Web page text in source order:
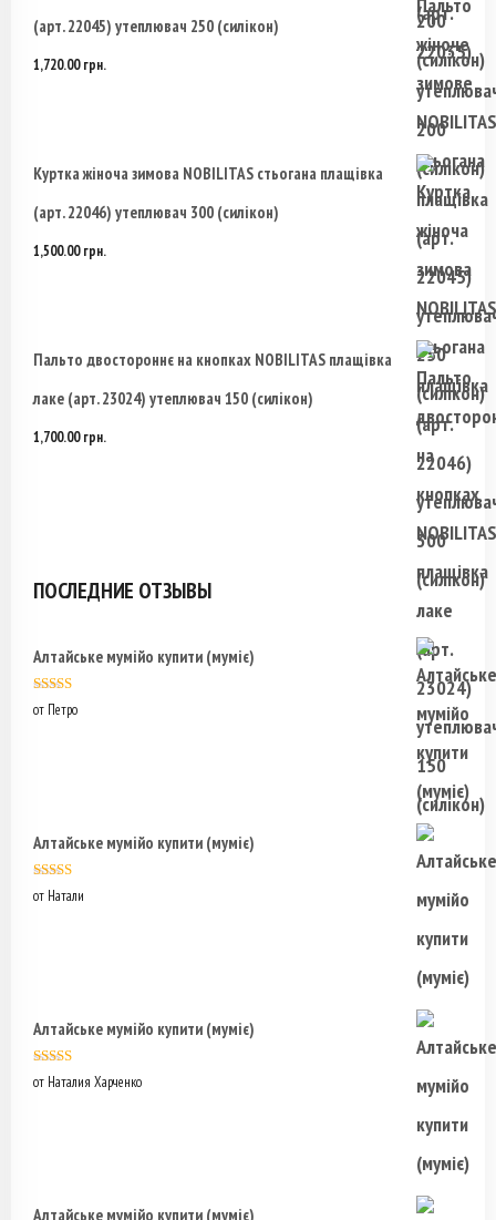
(арт. 22045) утеплювач 250 (силікон)
1,720.00грн.
Куртка жіноча зимова NOBILITAS стьогана плащівка
(арт. 22046) утеплювач 300 (силікон)
1,500.00грн.
Пальто двостороннє на кнопках NOBILITAS плащівка
лаке (арт. 23024) утеплювач 150 (силікон)
1,700.00грн.
ПОСЛЕДНИЕ ОТЗЫВЫ
Алтайське мумійо купити (муміє)
Оценка
5от Петро
Алтайське мумійо купити (муміє)
Оценка5
5от Натали
Алтайське мумійо купити (муміє)
Оценка5 из
5от Наталия Харченко
Алтайське мумійо купити (муміє)